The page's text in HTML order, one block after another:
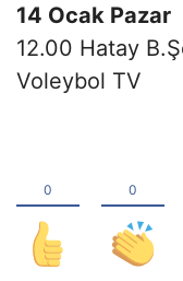
14 Ocak Pazar
12.00 Hatay
Voleybol TV